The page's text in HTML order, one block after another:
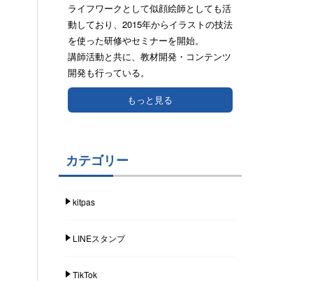
ライフワークとして似顔絵師としても活
動しており、2015年からイラストの技法
を使った研修やセミナーを開始。
講師活動と共に、教材開発・コンテンツ
開発も行っている。
もっと見る
カテゴリー
kitpas
LINEスタンプ
TikTok